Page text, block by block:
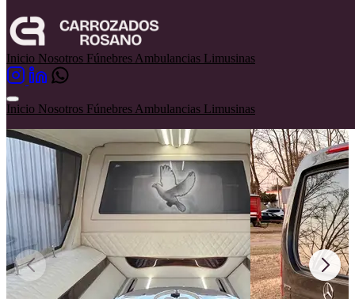
Inicio Nosotros Fúnebres Ambulancias Limusinas
Inicio Nosotros Fúnebres Ambulancias Limusinas
Funebres
Mercedes Benz
Mercedes Benz